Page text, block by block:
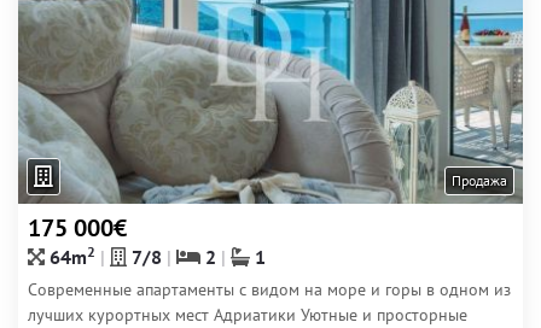
Продажа
175 000€
64m2 7/8 2 1
Современные апартаменты с видом на море и горы в одном из
лучших курортных мест Адриатики Уютные и просторные